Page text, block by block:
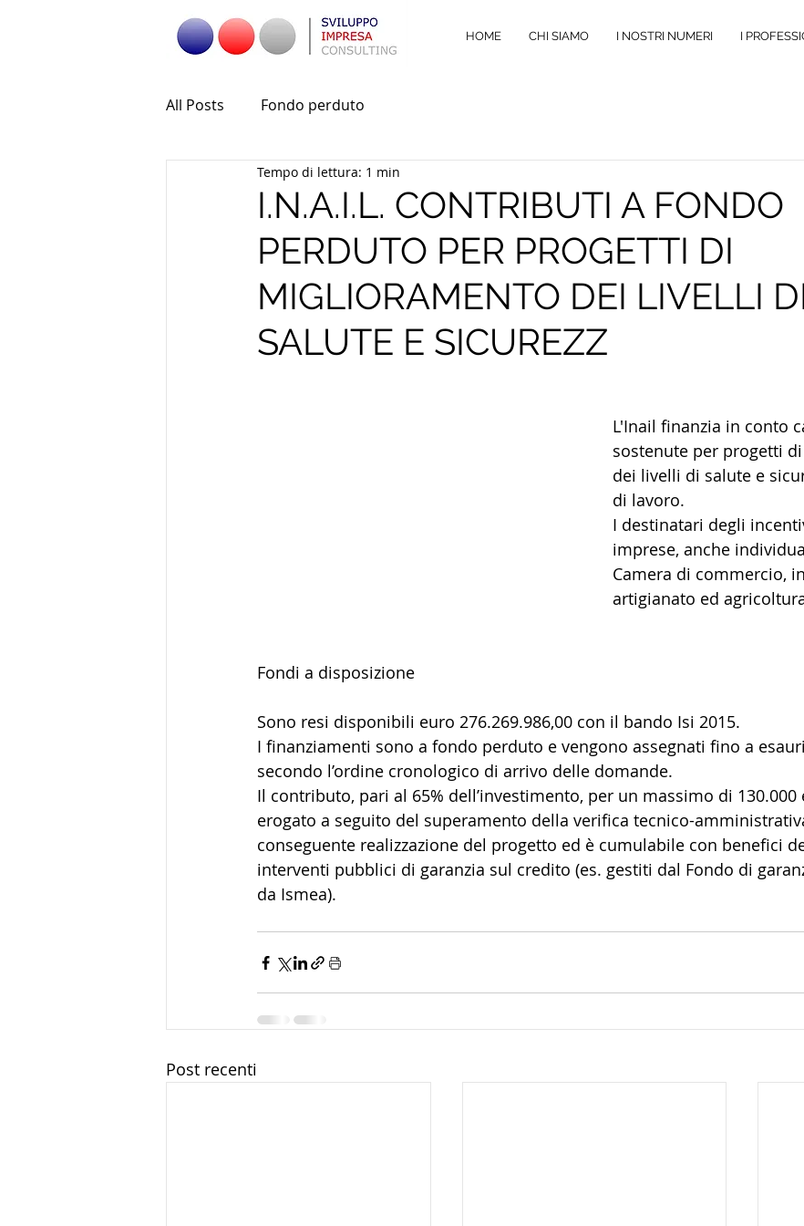
HOME CHI SIAMO I NOSTRI NUMERI I
All Posts Fondo perduto
I.N.A.I.L. CONTRIBUTI A FONDO
PERDUTO PER PROGETTI DI
MIGLIORAMENTO DEI LIVELLI
SALUTE E SICUREZZ
Tempo di lettura: 1 min
L'Inail finanzia in conto
sostenute per progetti
dei livelli di salute e
di lavoro.
I destinatari degli
imprese, anche
Camera di commercio,
artigianato ed
Fondi a disposizione
Sono resi disponibili euro 276.269.986,00 con il bando Isi 2015.
I finanziamenti sono a fondo perduto e vengono assegnati fino a
secondo l’ordine cronologico di arrivo delle domande.
Il contributo, pari al 65% dell’investimento, per un massimo di 130.000
erogato a seguito del superamento della verifica tecnico-
conseguente realizzazione del progetto ed è cumulabile con benefici
interventi pubblici di garanzia sul credito (es. gestiti dal Fondo di
da Ismea).
Post recenti